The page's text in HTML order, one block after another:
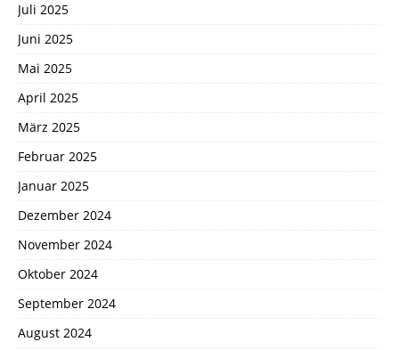
Juli 2025
Juni 2025
Mai 2025
April 2025
März 2025
Februar 2025
Januar 2025
Dezember 2024
November 2024
Oktober 2024
September 2024
August 2024